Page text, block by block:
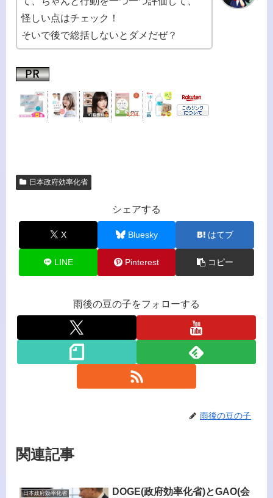
怪しい点はチェック！
そいで後で総括しないとダメだぜ？
日本政府効率化省
シェアする
X Bluesky はてブ
LINE Pinterest コピー
雨後の豆の子をフォローする
雨後の豆の子
関連記事
日本政府効率化省
DOGE(政府効率化省)とGAO(会